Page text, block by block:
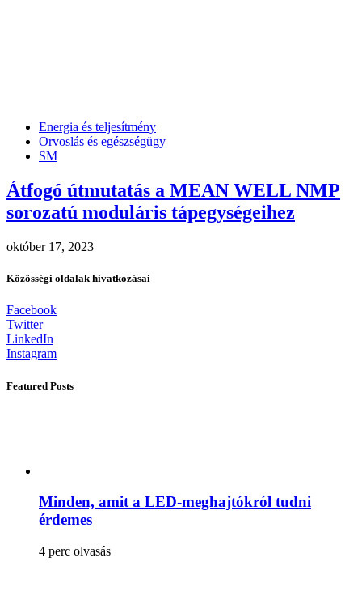
Energia és teljesítmény
Orvoslás és egészségügy
SM
Átfogó útmutatás a MEAN WELL NMP
sorozatú moduláris tápegységeihez
október 17, 2023
Közösségi oldalak hivatkozásai
Facebook
Twitter
LinkedIn
Instagram
Featured Posts
Minden, amit a LED-meghajtókról tudni
érdemes
4 perc olvasás